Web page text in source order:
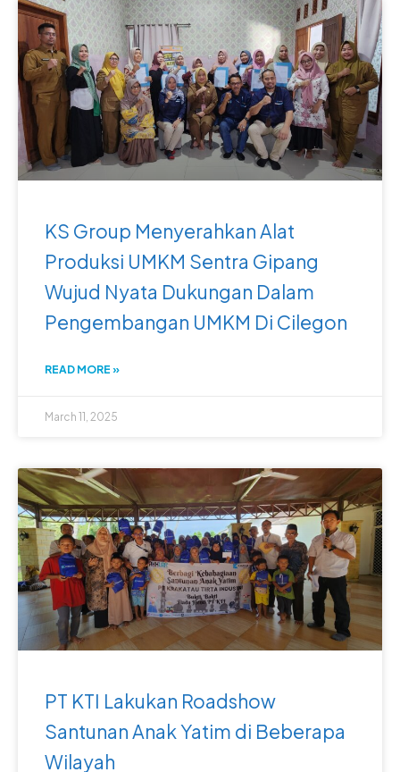
KS Group Menyerahkan Alat
Produksi UMKM Sentra Gipang
Wujud Nyata Dukungan Dalam
Pengembangan UMKM Di Cilegon
READ MORE »
March 11, 2025
PT KTI Lakukan Roadshow
Santunan Anak Yatim di Beberapa
Wilayah